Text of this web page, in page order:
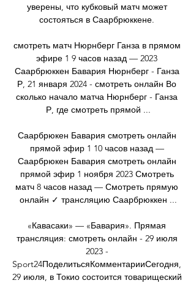
уверены, что кубковый матч может
состояться в Саарбрюккене.
смотреть матч Нюрнберг Ганза в прямом
эфире 1 9 часов назад — 2023
Саарбрюккен Бавария Нюрнберг - Ганза
Р, 21 января 2024 - смотреть онлайн Во
сколько начало матча Нюрнберг - Ганза
Р, где смотреть прямой ...
Саарбрюкен Бавария смотреть онлайн
прямой эфир 1 10 часов назад —
Саарбрюкен Бавария смотреть онлайн
прямой эфир 1 ноября 2023 Смотреть
матч 8 часов назад — Смотреть прямую
онлайн ✓ трансляцию Саарбрюккен ...
«Кавасаки» — «Бавария». Прямая
трансляция: смотреть онлайн - 29 июля
2023 -
Sport24ПоделитьсяКомментарииСегодня,
29 июля, в Токио состоится товарищеский